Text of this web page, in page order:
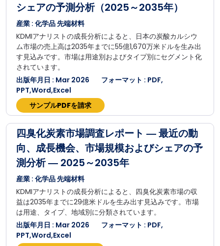
シェアの予測分析（2025～2035年）
産業 : 化学品 先端材料
KDMIアナリストの成長分析によると、日本の炭酸カルシウ
ム市場の売上高は2035年までに55億1,670万米ドルを生み出
す見込みです。市場は用途別およびタイプ別にセグメント化
されています。
出版年月日 : Mar 2026
フォーマット : PDF,
PPT,Word,Excel
サンプルPDFを請求
四臭化炭素市場調査レポート ― 最近の動
向、成長機会、市場規模およびシェアの予
測分析 ― 2025～2035年
産業 : 化学品 先端材料
KDMIアナリストの成長分析によると、四臭化炭素市場の収
益は2035年までに29億米ドルを生み出す見込みです。市場
は用途、タイプ、地域別に分類されています。
出版年月日 : Mar 2026
フォーマット : PDF,
PPT,Word,Excel